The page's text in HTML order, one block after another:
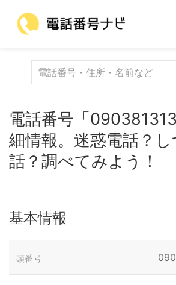
電話番号「
細情報。迷惑電話？
話？調べてみよう！
基本情報
頭番号 090